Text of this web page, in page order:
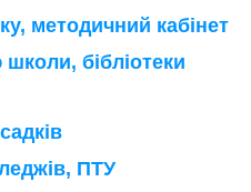
методичний кабінет
бібліотеки
ПТУ